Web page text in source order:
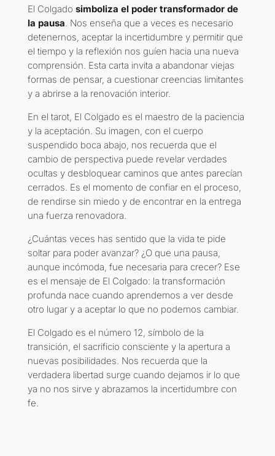
El Colgado simboliza el poder transformador de
la pausa . Nos enseña que a veces es necesario
detenernos, aceptar la incertidumbre y permitir que
el tiempo y la reflexión nos guíen hacia una nueva
comprensión. Esta carta invita a abandonar viejas
formas de pensar, a cuestionar creencias limitantes
y a abrirse a la renovación interior.
En el tarot, El Colgado es el maestro de la paciencia
y la aceptación. Su imagen, con el cuerpo
suspendido boca abajo, nos recuerda que el
cambio de perspectiva puede revelar verdades
ocultas y desbloquear caminos que antes parecían
cerrados. Es el momento de confiar en el proceso,
de rendirse sin miedo y de encontrar en la entrega
una fuerza renovadora.
¿Cuántas veces has sentido que la vida te pide
soltar para poder avanzar? ¿O que una pausa,
aunque incómoda, fue necesaria para crecer? Ese
es el mensaje de El Colgado: la transformación
profunda nace cuando aprendemos a ver desde
otro lugar y a aceptar lo que no podemos cambiar.
El Colgado es el número 12, símbolo de la
transición, el sacrificio consciente y la apertura a
nuevas posibilidades. Nos recuerda que la
verdadera libertad surge cuando dejamos ir lo que
ya no nos sirve y abrazamos la incertidumbre con
fe.